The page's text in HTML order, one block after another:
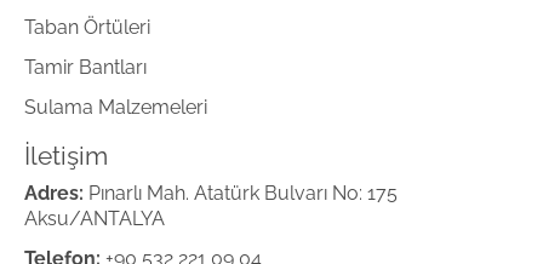
Taban Örtüleri
Tamir Bantları
Sulama Malzemeleri
İletişim
Adres: Pınarlı Mah. Atatürk Bulvarı No: 175
Aksu/ANTALYA
Telefon: +90 532 221 09 04